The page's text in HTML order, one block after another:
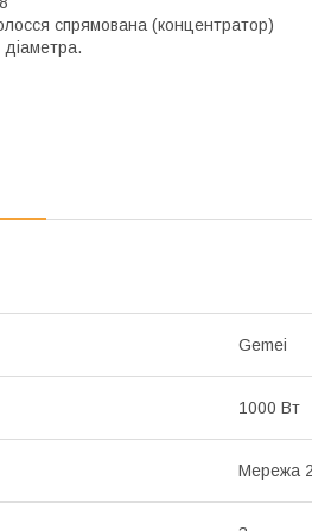
спрямована (концентратор)
діаметра.
Gemei
1000 Вт
Мережа